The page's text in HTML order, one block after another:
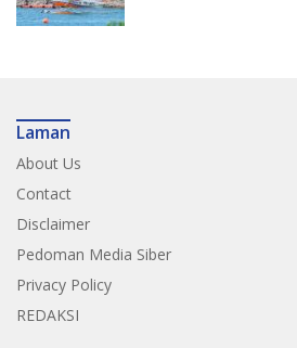
Laman
About Us
Contact
Disclaimer
Pedoman Media Siber
Privacy Policy
REDAKSI